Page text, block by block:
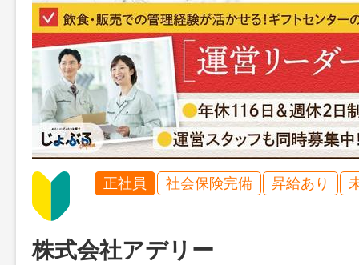
正社員 社会保険完備 昇給あり
株式会社アデリー